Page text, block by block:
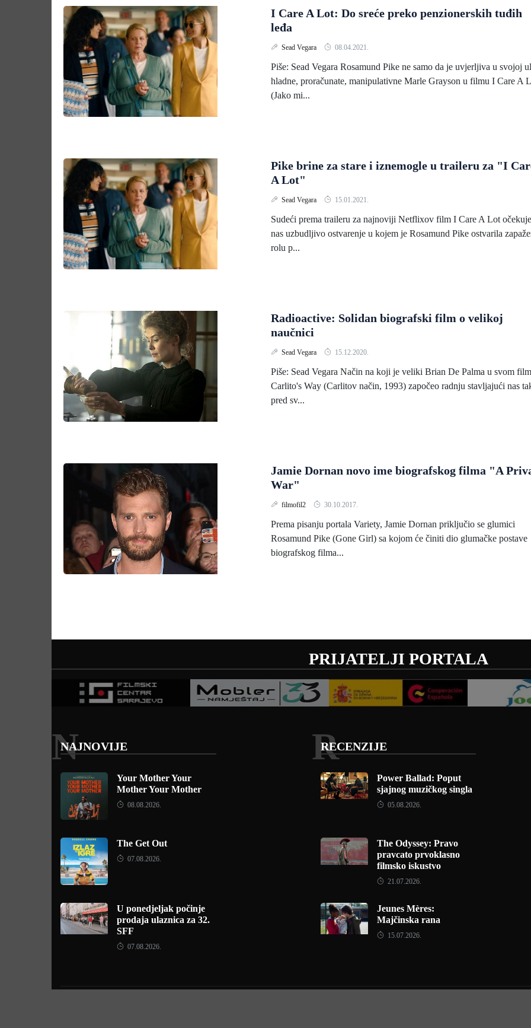
I Care A Lot: Do sreće preko penzionerskih tuđih
leđa
Sead Vegara 08.04.2021.
Piše: Sead Vegara Rosamund Pike ne samo da je uvjerljiva u svojoj
hladne, proračunate, manipulativne Marle Grayson u filmu I Care A
(Jako mi...
Pike brine za stare i iznemogle u traileru za "I
A Lot"
Sead Vegara 15.01.2021.
Sudeći prema traileru za najnoviji Netflixov film I Care A Lot očekuje
nas uzbudljivo ostvarenje u kojem je Rosamund Pike ostvarila
rolu p...
Radioactive: Solidan biografski film o velikoj
naučnici
Sead Vegara 15.12.2020.
Piše: Sead Vegara Način na koji je veliki Brian De Palma u svom
Carlito's Way (Carlitov način, 1993) započeo radnju stavljajući nas
pred sv...
Jamie Dornan novo ime biografskog filma "A
War"
filmofil2 30.10.2017.
Prema pisanju portala Variety, Jamie Dornan priključio se glumici
Rosamund Pike (Gone Girl) sa kojom će činiti dio glumačke postave
biografskog filma...
PRIJATELJI PORTALA
NAJNOVIJE
N
Your Mother Your
Mother Your Mother
08.08.2026.
The Get Out
07.08.2026.
U ponedjeljak počinje
prodaja ulaznica za 32.
SFF
07.08.2026.
RECENZIJE
R
Power Ballad: Poput
sjajnog muzičkog singla
05.08.2026.
The Odyssey: Pravo
pravcato prvoklasno
filmsko iskustvo
21.07.2026.
Jeunes Mères:
Majčinska rana
15.07.2026.